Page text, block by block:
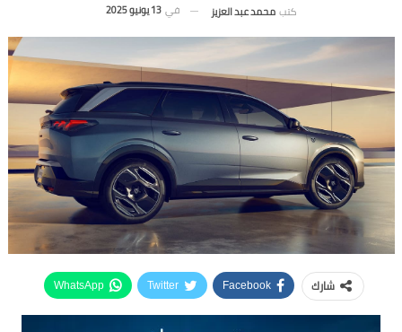
كتب محمد عبد العزيز في 13 يونيو 2025
شارك Facebook
Twitter
WhatsApp